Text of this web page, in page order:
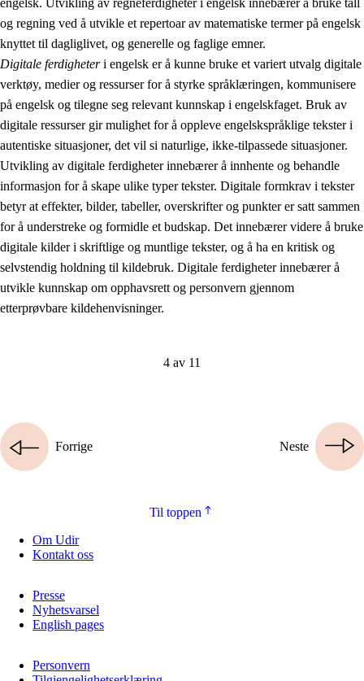
engelsk. Utvikling av regneferdigheter i engelsk innebærer å bruke tall
og regning ved å utvikle et repertoar av matematiske termer på engelsk
knyttet til dagliglivet, og generelle og faglige emner.
Digitale ferdigheteri engelsk er å kunne bruke et variert utvalg digitale
verktøy, medier og ressurser for å styrke språklæringen, kommunisere
på engelsk og tilegne seg relevant kunnskap i engelskfaget. Bruk av
digitale ressurser gir mulighet for å oppleve engelskspråklige tekster i
autentiske situasjoner, det vil si naturlige, ikke-tilpassede situasjoner.
Utvikling av digitale ferdigheter innebærer å innhente og behandle
informasjon for å skape ulike typer tekster. Digitale formkrav i tekster
betyr at effekter, bilder, tabeller, overskrifter og punkter er satt sammen
for å understreke og formidle et budskap. Det innebærer videre å bruke
digitale kilder i skriftlige og muntlige tekster, og å ha en kritisk og
selvstendig holdning til kildebruk. Digitale ferdigheter innebærer å
utvikle kunnskap om opphavsrett og personvern gjennom
etterprøvbare kildehenvisninger.
4 av 11
Neste
Forrige
Til toppen
Om Udir
Kontakt oss
Presse
Nyhetsvarsel
English pages
Personvern